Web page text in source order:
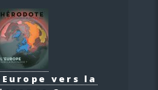
vers la